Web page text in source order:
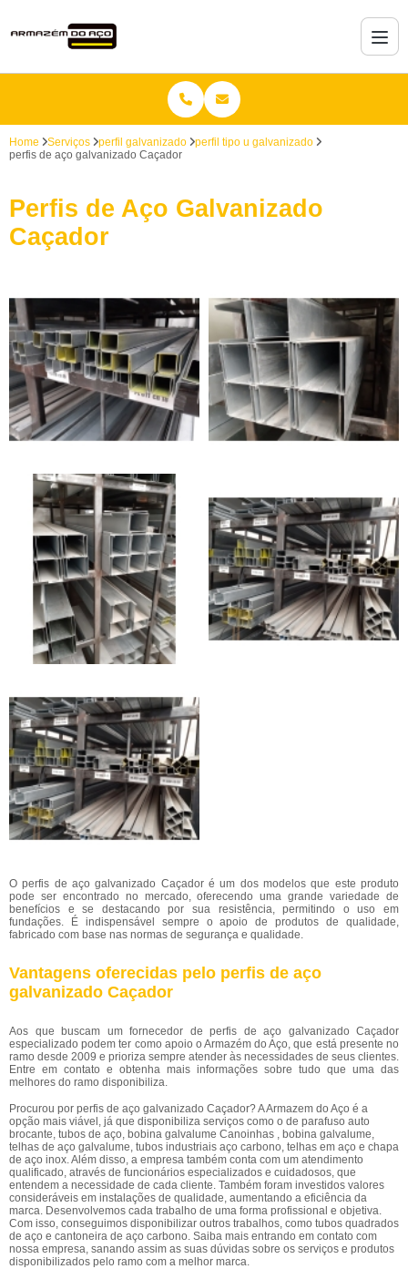
Home Serviços perfil galvanizado
perfil tipo u galvanizado
perfis de aço galvanizado Caçador
Perfis de Aço Galvanizado
Caçador
O perfis de aço galvanizado Caçador é um dos modelos que este produto
pode ser encontrado no mercado, oferecendo uma grande variedade de
benefícios e se destacando por sua resistência, permitindo o uso em
fundações. É indispensável sempre o apoio de produtos de qualidade,
fabricado com base nas normas de segurança e qualidade.
Vantagens oferecidas pelo perfis de aço
galvanizado Caçador
Aos que buscam um fornecedor de perfis de aço galvanizado Caçador
especializado podem ter como apoio o Armazém do Aço, que está presente no
ramo desde 2009 e prioriza sempre atender às necessidades de seus clientes.
Entre em contato e obtenha mais informações sobre tudo que uma das
melhores do ramo disponibiliza.
Procurou por perfis de aço galvanizado Caçador? A Armazem do Aço é a
opção mais viável, já que disponibiliza serviços como o de parafuso auto
brocante, tubos de aço, bobina galvalume Canoinhas , bobina galvalume,
telhas de aço galvalume, tubos industriais aço carbono, telhas em aço e chapa
de aço inox. Além disso, a empresa também conta com um atendimento
qualificado, através de funcionários especializados e cuidadosos, que
entendem a necessidade de cada cliente. Também foram investidos valores
consideráveis em instalações de qualidade, aumentando a eficiência da
marca. Desenvolvemos cada trabalho de uma forma profissional e objetiva.
Com isso, conseguimos disponibilizar outros trabalhos, como tubos quadrados
de aço e cantoneira de aço carbono. Saiba mais entrando em contato com
nossa empresa, sanando assim as suas dúvidas sobre os serviços e produtos
disponibilizados pelo ramo com a melhor marca.